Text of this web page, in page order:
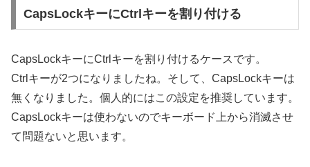
CapsLockキーにCtrlキーを割り付ける
CapsLockキーにCtrlキーを割り付けるケースです。
Ctrlキーが2つになりましたね。そして、CapsLockキーは
無くなりました。個人的にはこの設定を推奨しています。
CapsLockキーは使わないのでキーボード上から消滅させ
て問題ないと思います。